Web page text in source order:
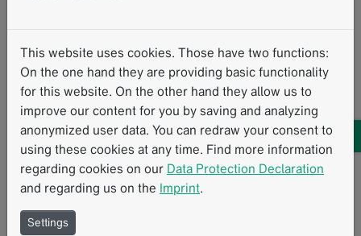
ANWENDERERFAHRUN
GEN
Mehr lesen
This website uses cookies. Those have two functions:
On the one hand they are providing basic functionality
for this website. On the other hand they allow us to
improve our content for you by saving and analyzing
anonymized user data. You can redraw your consent to
using these cookies at any time. Find more information
regarding cookies on our Data Protection Declaration
and regarding us on the Imprint.
Settings